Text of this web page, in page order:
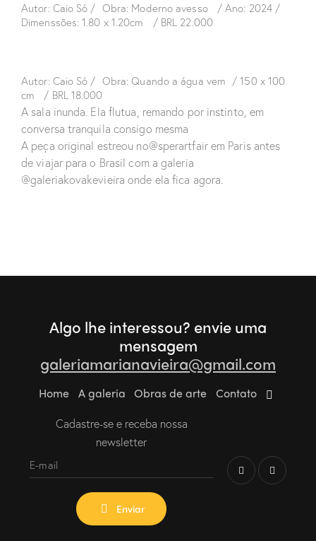
Autor: Caio Só / Obra: Moderno avesso / Ano: 2024 /
Dimenssões: 1.80 x 1.20cm / BRL 22.000
Autor: Caio Só / Obra: Quando a água vem / 150 x 100
cm / BRL 18.000
A sala inunda. Ela flutua, remando por instinto, em
conversa tranquila consigo mesma
A peça original estreou no@sperartfair em Paris antes
de viajar para o Brasil com a galeria
@galeriakovakevieira onde ela fica agora.
Algo lhe interessou? envie uma
mensagem
galeriamarianavieira@gmail.com
Home A galeria Obras de arte Contato
Cadastre-se e receba nossa
newsletter